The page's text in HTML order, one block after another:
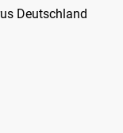
Deutschland